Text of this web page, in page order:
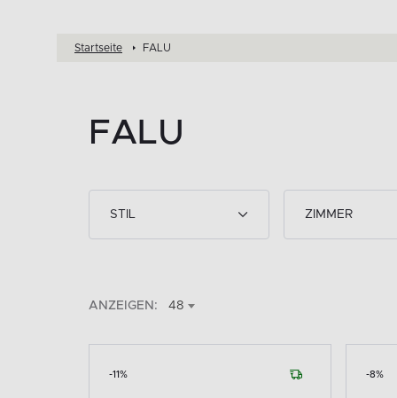
Startseite FALU
FALU
STIL ZIMMER
ANZEIGEN: 48
-11% -8%